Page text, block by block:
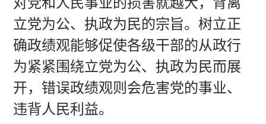
立党为公、执政为民的宗旨。树立正
确政绩观能够促使各级干部的从政行
为紧紧围绕立党为公、执政为民而展
开，错误政绩观则会危害党的事业、
违背人民利益。